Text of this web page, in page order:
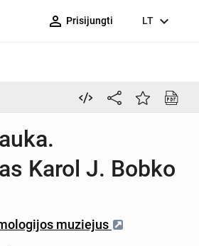
person_outline Prisijungti LT expand_more
Karol J. Bobko
muziejus